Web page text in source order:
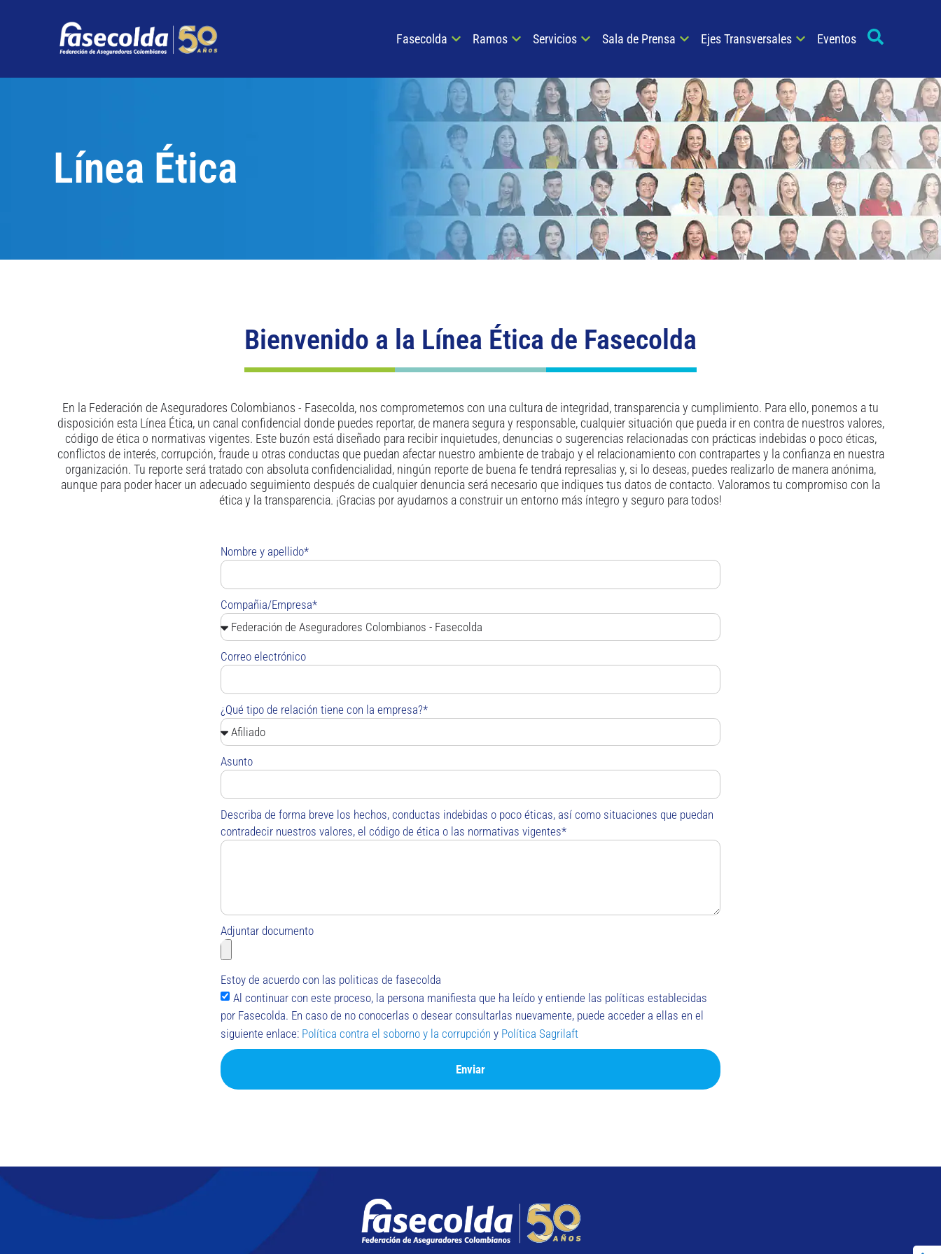
Fasecolda Ramos Servicios Sala de Prensa Ejes Transversales Eventos
Línea Ética
Bienvenido a la Línea Ética de Fasecolda
En la Federación de Aseguradores Colombianos - Fasecolda, nos comprometemos con una cultura de integridad, transparencia y cumplimiento. Para ello, ponemos a tu
disposición esta Línea Ética, un canal confidencial donde puedes reportar, de manera segura y responsable, cualquier situación que pueda ir en contra de nuestros valores,
código de ética o normativas vigentes. Este buzón está diseñado para recibir inquietudes, denuncias o sugerencias relacionadas con prácticas indebidas o poco éticas,
conflictos de interés, corrupción, fraude u otras conductas que puedan afectar nuestro ambiente de trabajo y el relacionamiento con contrapartes y la confianza en nuestra
organización. Tu reporte será tratado con absoluta confidencialidad, ningún reporte de buena fe tendrá represalias y, si lo deseas, puedes realizarlo de manera anónima,
aunque para poder hacer un adecuado seguimiento después de cualquier denuncia será necesario que indiques tus datos de contacto. Valoramos tu compromiso con la
ética y la transparencia. ¡Gracias por ayudarnos a construir un entorno más íntegro y seguro para todos!
Nombre y apellido*
Compañia/Empresa*
Correo electrónico
¿Qué tipo de relación tiene con la empresa?*
Asunto
Describa de forma breve los hechos, conductas indebidas o poco éticas, así como situaciones que puedan
contradecir nuestros valores, el código de ética o las normativas vigentes*
Adjuntar documento
Estoy de acuerdo con las politicas de fasecolda
Al continuar con este proceso, la persona manifiesta que ha leído y entiende las políticas establecidas
por Fasecolda. En caso de no conocerlas o desear consultarlas nuevamente, puede acceder a ellas en el
siguiente enlace: Política contra el soborno y la corrupción y Política Sagrilaft
Enviar